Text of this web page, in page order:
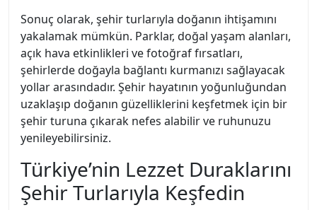
Sonuç olarak, şehir turlarıyla doğanın ihtişamını
yakalamak mümkün. Parklar, doğal yaşam alanları,
açık hava etkinlikleri ve fotoğraf fırsatları,
şehirlerde doğayla bağlantı kurmanızı sağlayacak
yollar arasındadır. Şehir hayatının yoğunluğundan
uzaklaşıp doğanın güzelliklerini keşfetmek için bir
şehir turuna çıkarak nefes alabilir ve ruhunuzu
yenileyebilirsiniz.
Türkiye’nin Lezzet Duraklarını
Şehir Turlarıyla Keşfedin